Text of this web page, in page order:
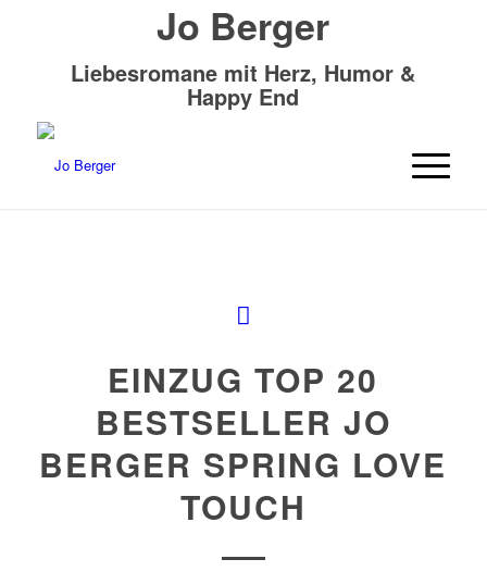
Jo Berger
Liebesromane mit Herz, Humor &
Happy End
EINZUG TOP 20
BESTSELLER JO
BERGER SPRING LOVE
TOUCH